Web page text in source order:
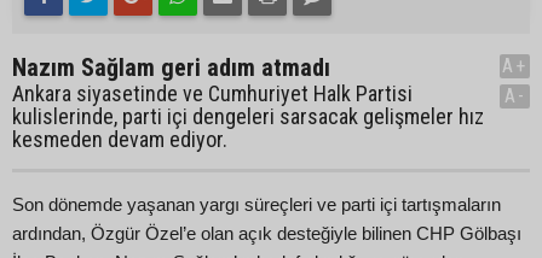
Nazım Sağlam geri adım atmadı
Ankara siyasetinde ve Cumhuriyet Halk Partisi
kulislerinde, parti içi dengeleri sarsacak gelişmeler hız
kesmeden devam ediyor.
A+
A-
Son dönemde yaşanan yargı süreçleri ve parti içi tartışmaların
ardından, Özgür Özel’e olan açık desteğiyle bilinen CHP Gölbaşı